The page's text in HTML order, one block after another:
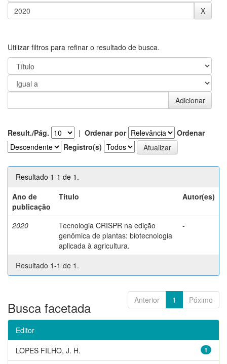
Utilizar filtros para refinar o resultado de busca.
Result./Pág. | Ordenar por
Ordenar
Registro(s)
Resultado 1-1 de 1.
Ano de
publicação
Título Autor(es)
2020
Tecnologia CRISPR na edição
genômica de plantas: biotecnologia
aplicada à agricultura.
-
Resultado 1-1 de 1.
Anterior 1 Póximo
Busca facetada
Editor
1
LOPES FILHO, J. H.